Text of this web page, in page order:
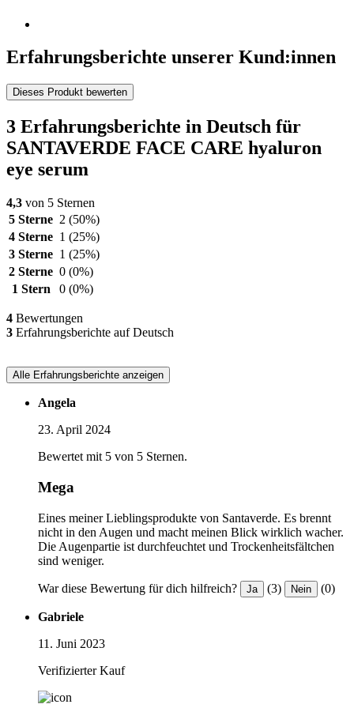
Erfahrungsberichte unserer Kund:innen
Dieses Produkt bewerten
3 Erfahrungsberichte in Deutsch für
SANTAVERDE FACE CARE hyaluron
eye serum
4,3 von 5 Sternen
5 Sterne 2 (50%)
4 Sterne 1 (25%)
3 Sterne 1 (25%)
2 Sterne 0 (0%)
1 Stern
0 (0%)
4 Bewertungen
3 Erfahrungsberichte auf Deutsch
Alle Erfahrungsberichte anzeigen
Angela
23. April 2024
Bewertet mit 5 von 5 Sternen.
Mega
Eines meiner Lieblingsprodukte von Santaverde. Es brennt
nicht in den Augen und macht meinen Blick wirklich wacher.
Die Augenpartie ist durchfeuchtet und Trockenheitsfältchen
sind weniger.
War diese Bewertung für dich hilfreich? Ja (3) Nein (0)
Gabriele
11. Juni 2023
Verifizierter Kauf